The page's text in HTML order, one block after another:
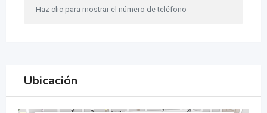
Haz clic para mostrar el número de teléfono
Ubicación